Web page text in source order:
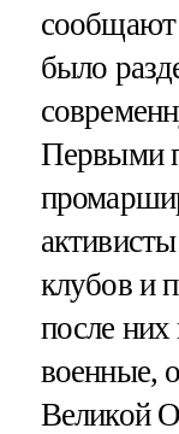
было
Первыми
клубов и
после
военные,
Великой